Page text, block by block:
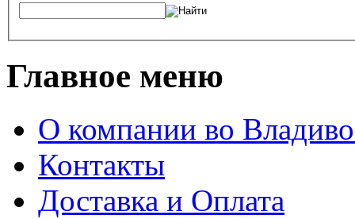
Главное меню
О компании во
Контакты
Доставка и Оплата